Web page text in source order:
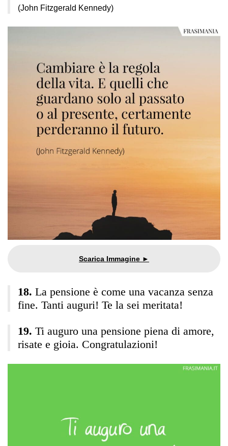
(John Fitzgerald Kennedy)
La pensione è come una vacanza senza
fine. Tanti auguri! Te la sei meritata!
Ti auguro una pensione piena di amore,
risate e gioia. Congratulazioni!